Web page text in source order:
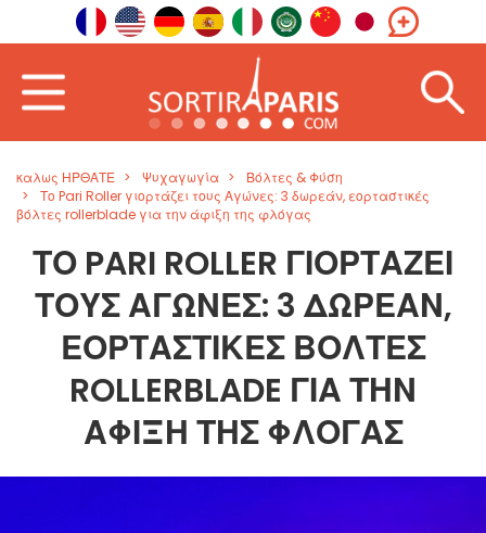
καλως ΗΡΘΑΤΕ Ψυχαγωγία
Βόλτες & Φύση
Το Pari Roller γιορτάζει τους Αγώνες: 3 δωρεάν, εορταστικές
βόλτες rollerblade για την άφιξη της φλόγας
ΤΟ PARI ROLLER ΓΙΟΡΤΆΖΕΙ
ΤΟΥΣ ΑΓΏΝΕΣ: 3 ΔΩΡΕΆΝ,
ΕΟΡΤΑΣΤΙΚΈΣ ΒΌΛΤΕΣ
ROLLERBLADE ΓΙΑ ΤΗΝ
ΆΦΙΞΗ ΤΗΣ ΦΛΌΓΑΣ